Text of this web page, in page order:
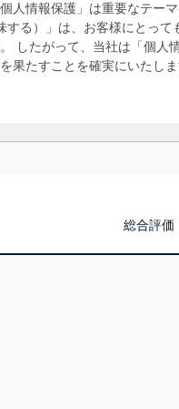
人情報保護」は重要なテー
る）」は、お客様にとっ
したがって、当社は「個人
果たすことを確実にいたしま
確にし、本人の同意を得た
総合評価